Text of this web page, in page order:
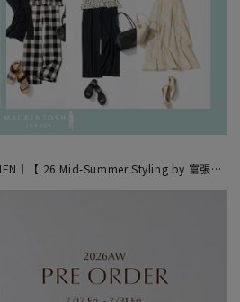
｜【 26 Mid-Summer Styling by 富張愛